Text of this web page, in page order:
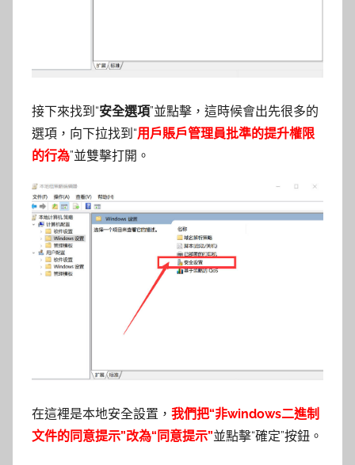
接下來找到“安全選項”並點擊，這時候會出先很多的
選項，向下拉找到“用戶賬戶管理員批準的提升權限
的行為”並雙擊打開。
在這裡是本地安全設置， 我們把“非windows二進制
文件的同意提示”改為“同意提示”並點擊“確定”按鈕。